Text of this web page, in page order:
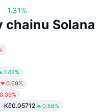
1.31%
chainu Solana
1.42%
0.69%
0.39%
Kč0.05712 0.58%